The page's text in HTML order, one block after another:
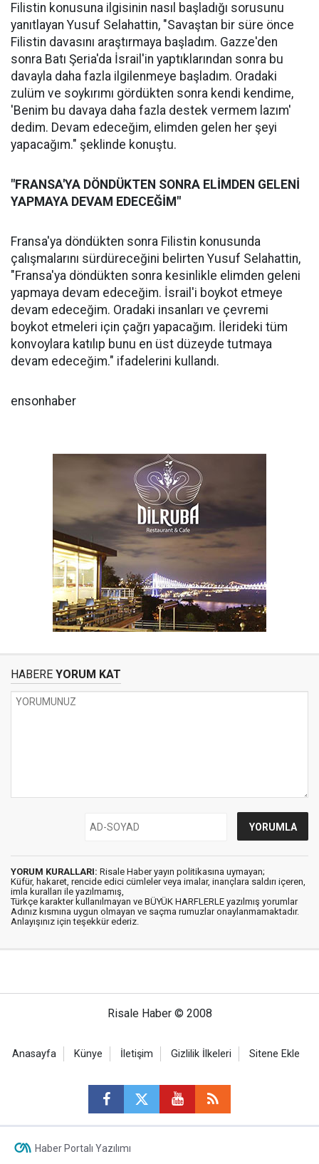
Filistin konusuna ilgisinin nasıl başladığı sorusunu
yanıtlayan Yusuf Selahattin, "Savaştan bir süre önce
Filistin davasını araştırmaya başladım. Gazze'den
sonra Batı Şeria'da İsrail'in yaptıklarından sonra bu
davayla daha fazla ilgilenmeye başladım. Oradaki
zulüm ve soykırımı gördükten sonra kendi kendime,
'Benim bu davaya daha fazla destek vermem lazım'
dedim. Devam edeceğim, elimden gelen her şeyi
yapacağım." şeklinde konuştu.
"FRANSA'YA DÖNDÜKTEN SONRA ELİMDEN GELENİ
YAPMAYA DEVAM EDECEĞİM"
Fransa'ya döndükten sonra Filistin konusunda
çalışmalarını sürdüreceğini belirten Yusuf Selahattin,
"Fransa'ya döndükten sonra kesinlikle elimden geleni
yapmaya devam edeceğim. İsrail'i boykot etmeye
devam edeceğim. Oradaki insanları ve çevremi
boykot etmeleri için çağrı yapacağım. İlerideki tüm
konvoylara katılıp bunu en üst düzeyde tutmaya
devam edeceğim." ifadelerini kullandı.
ensonhaber
HABERE YORUM KAT
YORUM KURALLARI: Risale Haber yayın politikasına uymayan;
Küfür, hakaret, rencide edici cümleler veya imalar, inançlara saldırı içeren,
imla kuralları ile yazılmamış,
Türkçe karakter kullanılmayan ve BÜYÜK HARFLERLE yazılmış yorumlar
Adınız kısmına uygun olmayan ve saçma rumuzlar onaylanmamaktadır.
Anlayışınız için teşekkür ederiz.
Risale Haber © 2008
Anasayfa Künye İletişim Gizlilik İlkeleri Sitene Ekle
Haber Portalı Yazılımı